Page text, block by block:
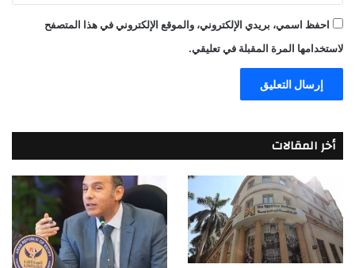
احفظ اسمي، بريدي الإلكتروني، والموقع الإلكتروني في هذا المتصفح
لاستخدامها المرة المقبلة في تعليقي.
أخر المقالات